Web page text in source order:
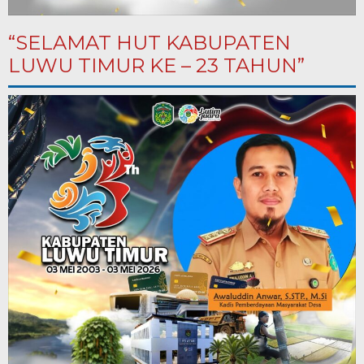
“SELAMAT HUT KABUPATEN
LUWU TIMUR KE – 23 TAHUN”